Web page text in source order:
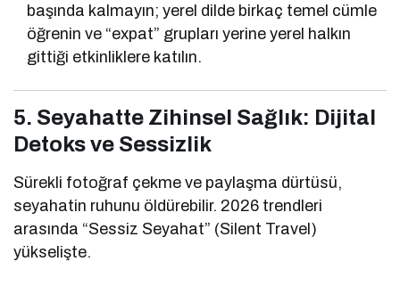
başında kalmayın; yerel dilde birkaç temel cümle
öğrenin ve “expat” grupları yerine yerel halkın
gittiği etkinliklere katılın.
5. Seyahatte Zihinsel Sağlık: Dijital
Detoks ve Sessizlik
Sürekli fotoğraf çekme ve paylaşma dürtüsü,
seyahatin ruhunu öldürebilir. 2026 trendleri
arasında “Sessiz Seyahat” (Silent Travel)
yükselişte.